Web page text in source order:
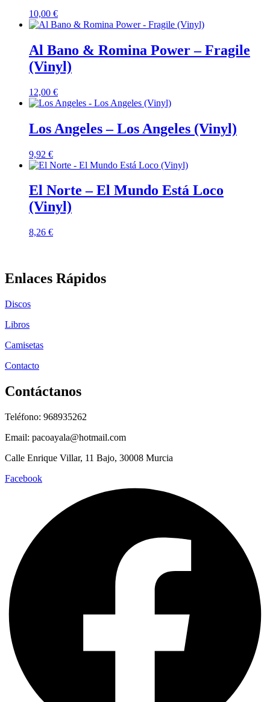
10,00 €
Al Bano & Romina Power – Fragile
(Vinyl)
12,00 €
Los Angeles – Los Angeles (Vinyl)
9,92 €
El Norte – El Mundo Está Loco
(Vinyl)
8,26 €
Enlaces Rápidos
Discos
Libros
Camisetas
Contacto
Contáctanos
Teléfono: 968935262
Email: pacoayala@hotmail.com
Calle Enrique Villar, 11 Bajo, 30008 Murcia
Facebook